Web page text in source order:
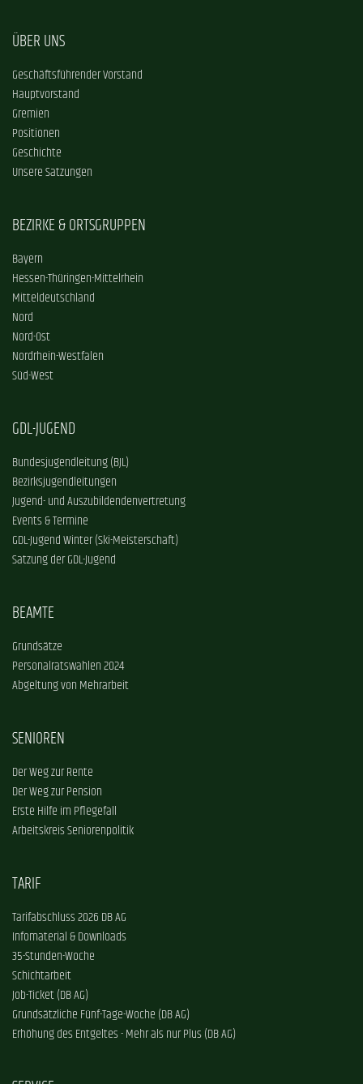
ÜBER UNS
Geschäftsführender Vorstand
Hauptvorstand
Gremien
Positionen
Geschichte
Unsere Satzungen
BEZIRKE & ORTSGRUPPEN
Bayern
Hessen-Thüringen-Mittelrhein
Mitteldeutschland
Nord
Nord-Ost
Nordrhein-Westfalen
Süd-West
GDL-JUGEND
Bundesjugendleitung (BJL)
Bezirksjugendleitungen
Jugend- und Auszubildendenvertretung
Events & Termine
GDL-Jugend Winter (Ski-Meisterschaft)
Satzung der GDL-Jugend
BEAMTE
Grundsätze
Personalratswahlen 2024
Abgeltung von Mehrarbeit
SENIOREN
Der Weg zur Rente
Der Weg zur Pension
Erste Hilfe im Pflegefall
Arbeitskreis Seniorenpolitik
TARIF
Tarifabschluss 2026 DB AG
Infomaterial & Downloads
35-Stunden-Woche
Schichtarbeit
Job-Ticket (DB AG)
Grundsätzliche Fünf-Tage-Woche (DB AG)
Erhöhung des Entgeltes - Mehr als nur Plus (DB AG)